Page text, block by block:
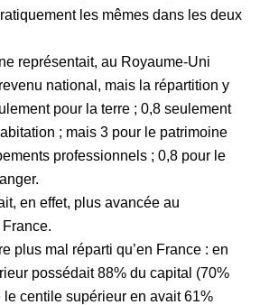
les mêmes dans les deux
représentait, au Royaume-Uni
national, mais la répartition y
pour la terre ; 0,8 seulement
; mais 3 pour le patrimoine
professionnels ; 0,8 pour le
en effet, plus avancée au
France.
plus mal réparti qu’en France : en
possédait 88% du capital (70%
centile supérieur en avait 61%